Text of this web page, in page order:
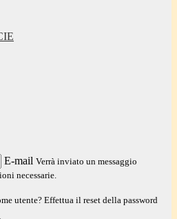
E-mail Verrà inviato un messaggio
necessarie.
utente? Effettua il reset della password